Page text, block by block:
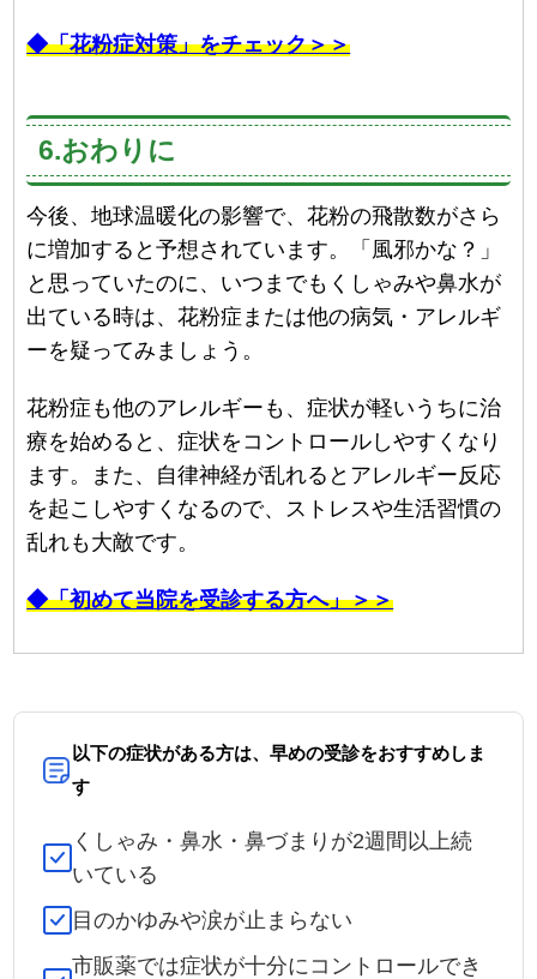
◆「花粉症対策」をチェック＞＞
6.おわりに
今後、地球温暖化の影響で、花粉の飛散数がさら
に増加すると予想されています。「風邪かな？」
と思っていたのに、いつまでもくしゃみや鼻水が
出ている時は、花粉症または他の病気・アレルギ
ーを疑ってみましょう。
花粉症も他のアレルギーも、症状が軽いうちに治
療を始めると、症状をコントロールしやすくなり
ます。また、自律神経が乱れるとアレルギー反応
を起こしやすくなるので、ストレスや生活習慣の
乱れも大敵です。
◆「初めて当院を受診する方へ」＞＞
以下の症状がある方は、早めの受診をおすすめしま
す
くしゃみ・鼻水・鼻づまりが2週間以上続
いている
目のかゆみや涙が止まらない
市販薬では症状が十分にコントロールでき